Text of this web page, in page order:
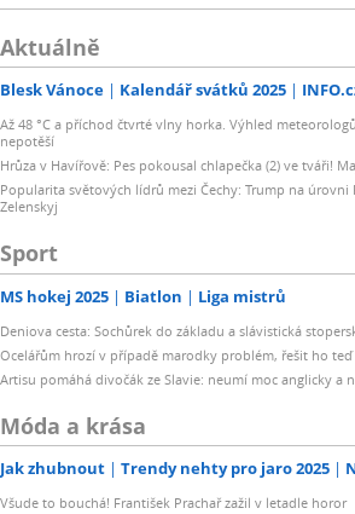
Aktuálně
Blesk Vánoce Kalendář svátků 2025
Až 48 °C a příchod čtvrté vlny horka. Výhled
nepotěší
Hrůza v Havířově: Pes pokousal chlapečka (2) ve tváři!
Popularita světových lídrů mezi Čechy: Trump na
Zelenskyj
Sport
MS hokej 2025 Biatlon Liga mistrů
Deniova cesta: Sochůrek do základu a slávistická
Ocelářům hrozí v případě marodky problém, řešit ho
Artisu pomáhá divočák ze Slavie: neumí moc anglicky a
Móda a krása
Jak zhubnout Trendy nehty pro jaro 2025
Všude to bouchá! František Prachař zažil v letadle horor